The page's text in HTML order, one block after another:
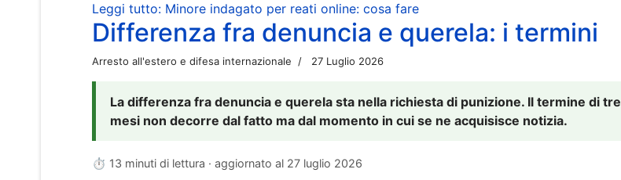
Leggi tutto: Minore indagato per reati online: cosa fare
Differenza fra denuncia e querela: i termini
Arresto all'estero e difesa internazionale 27 Luglio 2026
La differenza fra denuncia e querela sta nella richiesta di punizione. Il termine di tre
mesi non decorre dal fatto ma dal momento in cui se ne acquisisce notizia.
⏱ 13 minuti di lettura · aggiornato al 27 luglio 2026